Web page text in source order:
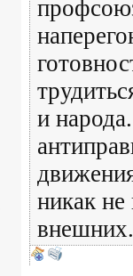
и
никак не